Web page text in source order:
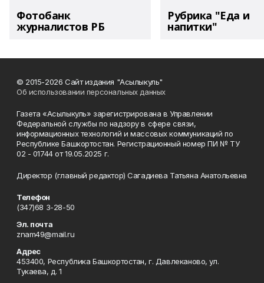
Фотобанк
журналистов РБ
Рубрика "Еда и
напитки"
© 2015-2026 Сайт издания "Асылыкуль"
Об использовании персональных данных
Газета «Асылыкуль» зарегистрирована в Управлении
Федеральной службы по надзору в сфере связи,
информационных технологий и массовых коммуникаций по
Республике Башкортостан. Регистрационный номер ПИ № ТУ
02 - 01744 от 19.05.2025 г.
Директор (главный редактор) Сагадиева Татьяна Анатольевна
Телефон
(347)68 3-28-50
Эл. почта
znam49@mail.ru
Адрес
453400, Республика Башкортостан, г. Давлеканово, ул.
Тукаева, д. 1